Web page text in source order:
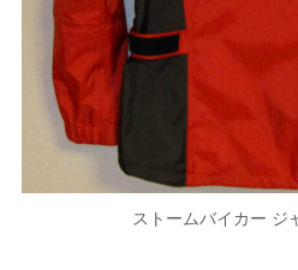
ストームバイカー ジ